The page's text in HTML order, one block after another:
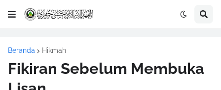
Beranda Hikmah
Fikiran Sebelum Membuka